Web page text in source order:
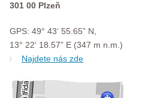
301 00 Plzeň
GPS: 49° 43‘ 55.65” N,
13° 22‘ 18.57” E (347 m n.m.)
Najdete nás zde